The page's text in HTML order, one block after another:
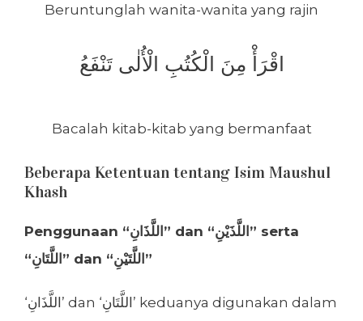
Beruntunglah wanita-wanita yang rajin
اقْرَأْ مِنَ الْكُتُبِ الْأُلٰى تَنْفَعُ
Bacalah kitab-kitab yang bermanfaat
Beberapa Ketentuan tentang Isim Maushul
Khash
Penggunaan “اللَّذَانِ” dan “اللَّذَيْنِ” serta
“اللَّتَانِ” dan “اللَّتَيْنِ”
‘اللَّذَانِ’ dan ‘اللَّتَانِ’ keduanya digunakan dalam